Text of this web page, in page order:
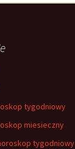
tygodniowy
miesieczny
tygodniowy